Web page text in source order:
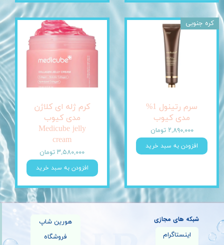
سرم رتینول 1%
مدی کیوب
۲,۸۹۰,۰۰۰ تومان
افزودن به سبد خرید
کره جنوبی
کرم ژله ای کلاژن
مدی کیوب
Medicube jelly
cream
۳,۵۸۰,۰۰۰ تومان
افزودن به سبد خرید
هورین شاپ
فروشگاه
اینستاگرام
شبکه های مجازی